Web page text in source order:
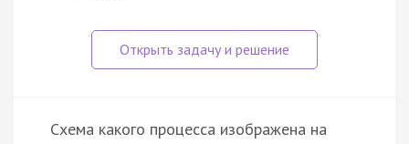
Схема какого процесса изображена на